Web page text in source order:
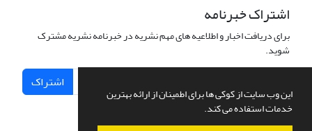
این وب سایت از کوکی ها برای اطمینان از ارائه بهترین
خدمات استفاده می کند.
اشتراک خبرنامه
برای دریافت اخبار و اطلاعیه های مهم نشریه در خبرنامه نشریه مشترک
شوید.
اشتراک